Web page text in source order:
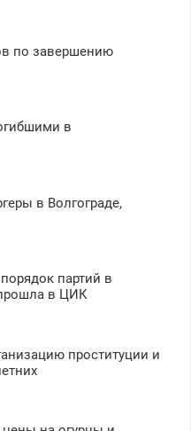
по завершению
в
в Волгограде,
партий в
в ЦИК
проституции и